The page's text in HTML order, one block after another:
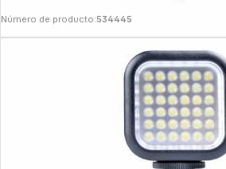
Número de producto:534445